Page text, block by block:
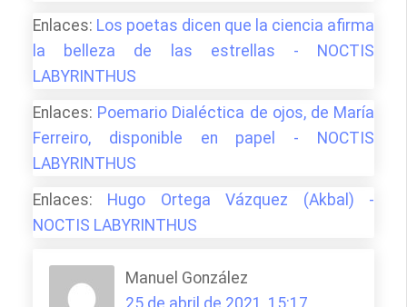
Enlaces: Los poetas dicen que la ciencia afirma
la belleza de las estrellas - NOCTIS
LABYRINTHUS
Enlaces: Poemario Dialéctica de ojos, de María
Ferreiro, disponible en papel - NOCTIS
LABYRINTHUS
Enlaces: Hugo Ortega Vázquez (Akbal) -
NOCTIS LABYRINTHUS
Manuel González